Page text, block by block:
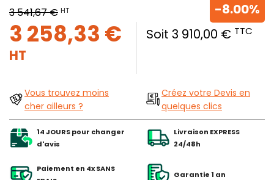
3 541,67 € HT
3 258,33 €
HT
Soit 3 910,00 € TTC
-8.00%
Vous trouvez moins
cher ailleurs ?
Créez votre Devis en
quelques clics
14 JOURS pour changer
d'avis
Livraison EXPRESS
24/48h
Paiement en 4x SANS
Garantie 1 an